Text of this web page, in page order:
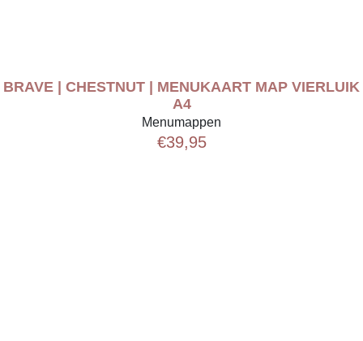
BRAVE | CHESTNUT | MENUKAART MAP VIERLUIK
A4
Menumappen
€39,95